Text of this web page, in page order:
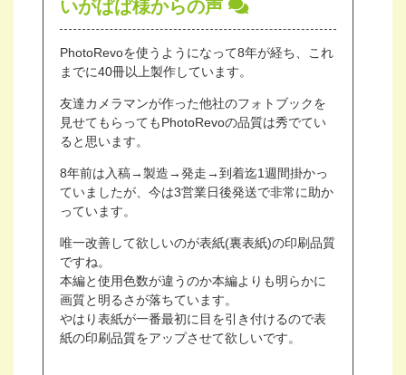
いがぱぱ様からの声
PhotoRevoを使うようになって8年が経ち、これ
までに40冊以上製作しています。
友達カメラマンが作った他社のフォトブックを
見せてもらってもPhotoRevoの品質は秀でてい
ると思います。
8年前は入稿→製造→発走→到着迄1週間掛かっ
ていましたが、今は3営業日後発送で非常に助か
っています。
唯一改善して欲しいのが表紙(裏表紙)の印刷品質
ですね。
本編と使用色数が違うのか本編よりも明らかに
画質と明るさが落ちています。
やはり表紙が一番最初に目を引き付けるので表
紙の印刷品質をアップさせて欲しいです。